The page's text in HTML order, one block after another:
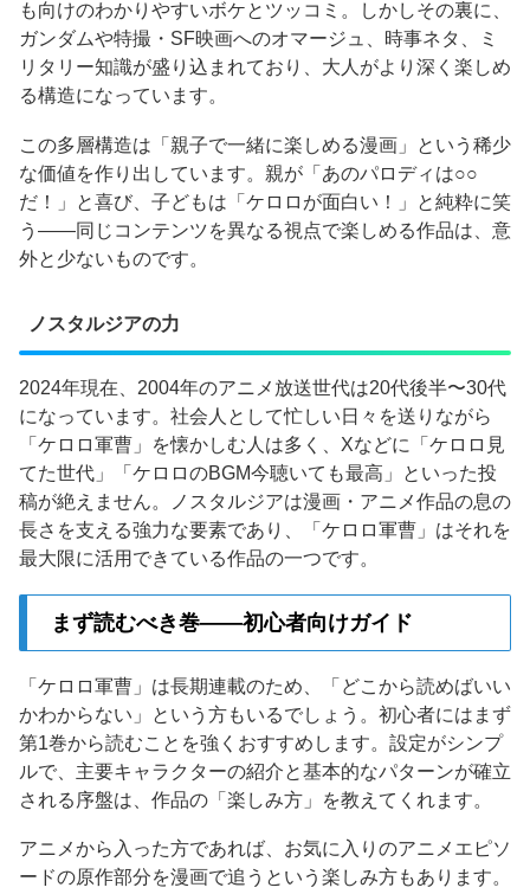
も向けのわかりやすいボケとツッコミ。しかしその裏に、
ガンダムや特撮・SF映画へのオマージュ、時事ネタ、ミ
リタリー知識が盛り込まれており、大人がより深く楽しめ
る構造になっています。
この多層構造は「親子で一緒に楽しめる漫画」という稀少
な価値を作り出しています。親が「あのパロディは○○
だ！」と喜び、子どもは「ケロロが面白い！」と純粋に笑
う——同じコンテンツを異なる視点で楽しめる作品は、意
外と少ないものです。
ノスタルジアの力
2024年現在、2004年のアニメ放送世代は20代後半〜30代
になっています。社会人として忙しい日々を送りながら
「ケロロ軍曹」を懐かしむ人は多く、Xなどに「ケロロ見
てた世代」「ケロロのBGM今聴いても最高」といった投
稿が絶えません。ノスタルジアは漫画・アニメ作品の息の
長さを支える強力な要素であり、「ケロロ軍曹」はそれを
最大限に活用できている作品の一つです。
まず読むべき巻——初心者向けガイド
「ケロロ軍曹」は長期連載のため、「どこから読めばいい
かわからない」という方もいるでしょう。初心者にはまず
第1巻から読むことを強くおすすめします。設定がシンプ
ルで、主要キャラクターの紹介と基本的なパターンが確立
される序盤は、作品の「楽しみ方」を教えてくれます。
アニメから入った方であれば、お気に入りのアニメエピソ
ードの原作部分を漫画で追うという楽しみ方もあります。